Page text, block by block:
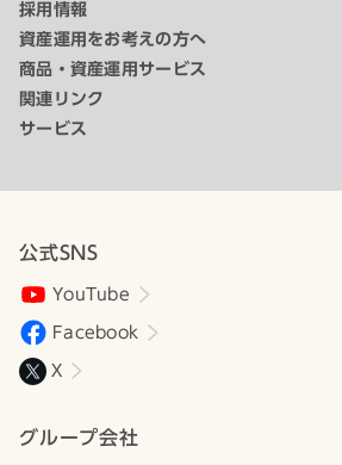
採用情報
資産運用をお考えの方へ
商品・資産運用サービス
関連リンク
サービス
公式SNS
YouTube
Facebook
X
グループ会社